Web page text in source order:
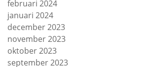
februari 2024
januari 2024
december 2023
november 2023
oktober 2023
september 2023